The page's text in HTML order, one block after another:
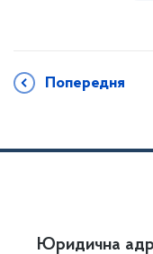
Попередня
Юридична